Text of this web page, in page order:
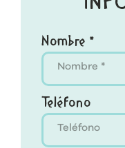
Nombre *
Teléfono